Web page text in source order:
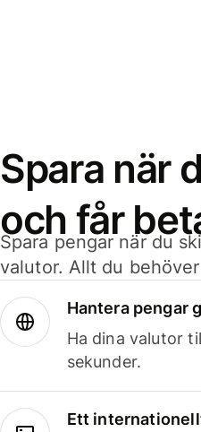
Spara när
och får
Spara pengar när du
valutor. Allt du
Hantera pengar
Ha dina valutor
sekunder.
Ett